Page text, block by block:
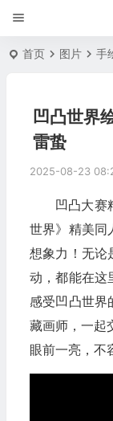
首页 图片 手
凹凸世界
雷蛰
2025-08-23
凹凸大赛
世界》精美同
想象力！无论
动，都能在这
感受凹凸世界
藏画师，一起
眼前一亮，不